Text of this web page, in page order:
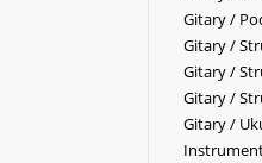
Gitary /
Gitary /
Gitary /
Gitary /
Gitary /